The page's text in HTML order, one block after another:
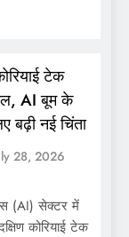
टेक
AI बूम के
बढ़ी नई चिंता
28, 2026
(AI) सेक्टर में
कोरियाई टेक